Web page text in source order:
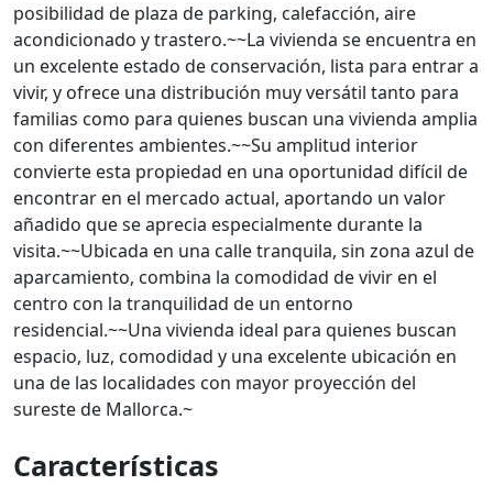
posibilidad de plaza de parking, calefacción, aire
acondicionado y trastero.~~La vivienda se encuentra en
un excelente estado de conservación, lista para entrar a
vivir, y ofrece una distribución muy versátil tanto para
familias como para quienes buscan una vivienda amplia
con diferentes ambientes.~~Su amplitud interior
convierte esta propiedad en una oportunidad difícil de
encontrar en el mercado actual, aportando un valor
añadido que se aprecia especialmente durante la
visita.~~Ubicada en una calle tranquila, sin zona azul de
aparcamiento, combina la comodidad de vivir en el
centro con la tranquilidad de un entorno
residencial.~~Una vivienda ideal para quienes buscan
espacio, luz, comodidad y una excelente ubicación en
una de las localidades con mayor proyección del
sureste de Mallorca.~
Características